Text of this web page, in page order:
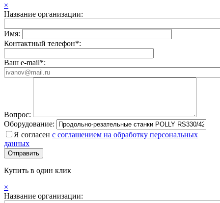
×
Название организации:
Имя:
Контактный телефон*:
Ваш e-mail*:
Вопрос:
Оборудование:
Я согласен с соглашением на обработку персональных
данных
Купить в один клик
×
Название организации: